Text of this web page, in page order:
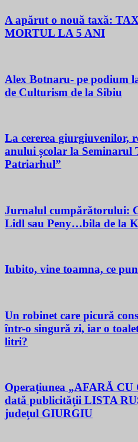
A apărut o nouă taxă:
MORTUL LA 5 ANI
Alex Botnaru- pe podium
de Culturism de la Sibiu
La cererea giurgiuvenilor,
anului școlar la Seminarul
Patriarhul”
Jurnalul cumpărătorului:
Lidl sau Peny…bila de la
Iubito, vine toamna, ce
Un robinet care picură
într-o singură zi, iar o
litri?
Operațiunea „AFARĂ
dată publicităţii LISTA
judeţul GIURGIU